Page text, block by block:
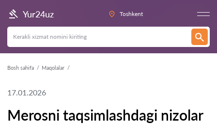
Yur24uz Toshkent
Bosh sahifa Maqolalar
17.01.2026
Merosni taqsimlashdagi nizolar